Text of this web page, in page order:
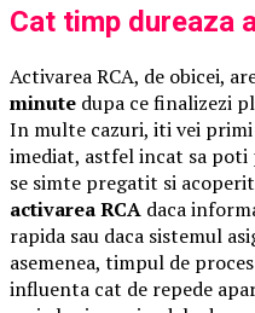
Cat timp dureaza
Activarea RCA, de obicei,
minute dupa ce finalizezi
In multe cazuri, iti vei primi
imediat, astfel incat sa poti
se simte pregatit si
activarea RCA daca
rapida sau daca sistemul
asemenea, timpul de
influenta cat de repede